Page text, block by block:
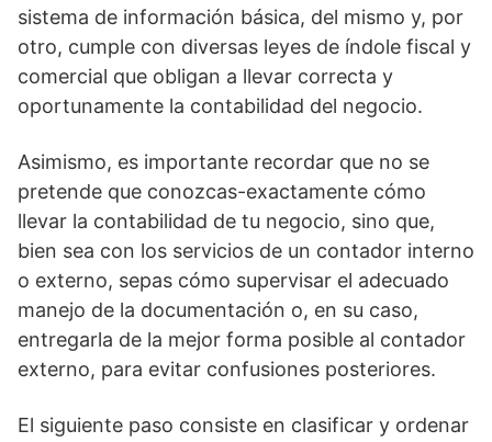
sistema de información básica, del mismo y, por
otro, cumple con diversas leyes de índole fiscal y
comercial que obligan a llevar correcta y
oportunamente la contabilidad del negocio.
Asimismo, es importante recordar que no se
pretende que conozcas-exactamente cómo
llevar la contabilidad de tu negocio, sino que,
bien sea con los servicios de un contador interno
o externo, sepas cómo supervisar el adecuado
manejo de la documentación o, en su caso,
entregarla de la mejor forma posible al contador
externo, para evitar confusiones posteriores.
El siguiente paso consiste en clasificar y ordenar